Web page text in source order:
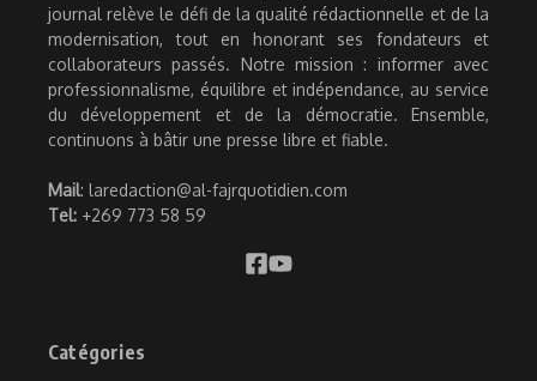
journal relève le défi de la qualité rédactionnelle et de la
modernisation, tout en honorant ses fondateurs et
collaborateurs passés. Notre mission : informer avec
professionnalisme, équilibre et indépendance, au service
du développement et de la démocratie. Ensemble,
continuons à bâtir une presse libre et fiable.
Mail: laredaction@al-fajrquotidien.com
Tel: +269 773 58 59
Catégories